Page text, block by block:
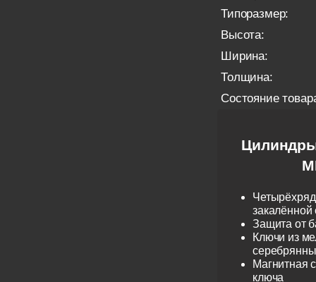
Типоразмер:
Высота:
Ширина:
Толщина:
Состояние
Цилиндры
закалённой
Защита от
Ключи из
Магнитная
ключа